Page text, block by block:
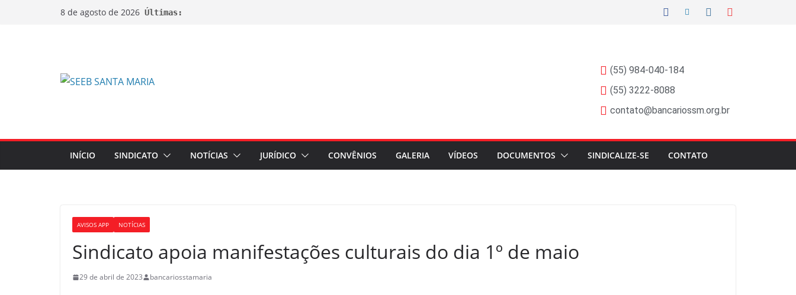
8 de agosto de 2026 Últimas:
(55) 984-040-184
(55) 3222-8088
contato@bancariossm.org.br
INÍCIO SINDICATO NOTÍCIAS JURÍDICO CONVÊNIOS GALERIA VÍDEOS DOCUMENTOS SINDICALIZE-SE CONTATO
AVISOS APP NOTÍCIAS
Sindicato apoia manifestações culturais do dia 1º de maio
29 de abril de 2023 bancariosstamaria